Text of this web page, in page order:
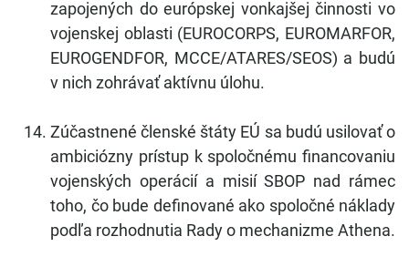
zapojených do európskej vonkajšej činnosti vo
vojenskej oblasti (EUROCORPS, EUROMARFOR,
EUROGENDFOR, MCCE/ATARES/SEOS) a budú
v nich zohrávať aktívnu úlohu.
Zúčastnené členské štáty EÚ sa budú usilovať o
ambiciózny prístup k spoločnému financovaniu
vojenských operácií a misií SBOP nad rámec
toho, čo bude definované ako spoločné náklady
podľa rozhodnutia Rady o mechanizme Athena.